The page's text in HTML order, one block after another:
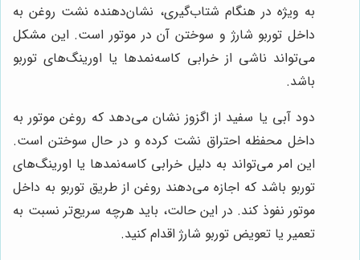
به ویژه در هنگام شتاب‌گیری، نشان‌دهنده نشت روغن به
داخل توربو شارژ و سوختن آن در موتور است. این مشکل
می‌تواند ناشی از خرابی کاسه‌نمدها یا اورینگ‌های توربو
باشد.
دود آبی یا سفید از اگزوز نشان می‌دهد که روغن موتور به
داخل محفظه احتراق نشت کرده و در حال سوختن است.
این امر می‌تواند به دلیل خرابی کاسه‌نمدها یا اورینگ‌های
توربو باشد که اجازه می‌دهند روغن از طریق توربو به داخل
موتور نفوذ کند. در این حالت، باید هرچه سریع‌تر نسبت به
تعمیر یا تعویض توربو شارژ اقدام کنید.